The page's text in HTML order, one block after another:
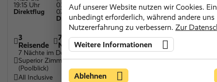
19:15 Uhr
Direktflug
03:55 bis
07:10 Uhr
Direktflug
3
Reisende
7
Nächte
7 Nächte im Doppel
Superior Zimmer
(Poolblick)
All Inclusive
Auf unserer Website nutzen wir Cookies.
unbedingt erforderlich, während andere uns
Nutzererfahrung zu verbessern. Zur
Weitere Informationen
Ablehnen